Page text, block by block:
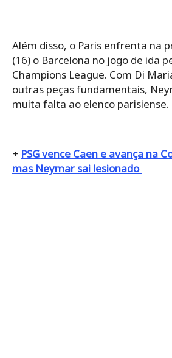
Além disso, o Paris enfrenta na
(16) o Barcelona no jogo de ida
Champions League. Com Di
outras peças fundamentais,
muita falta ao elenco parisiense.
+ PSG vence Caen e avança na
mas Neymar sai lesionado